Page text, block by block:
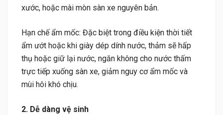
xước, hoặc mài mòn sàn xe nguyên bản.
Hạn chế ẩm mốc: Đặc biệt trong điều kiện thời tiết
ẩm ướt hoặc khi giày dép dính nước, thảm sẽ hấp
thụ hoặc giữ lại nước, ngăn không cho nước thấm
trực tiếp xuống sàn xe, giảm nguy cơ ẩm mốc và
mùi hôi khó chịu.
2. Dễ dàng vệ sinh